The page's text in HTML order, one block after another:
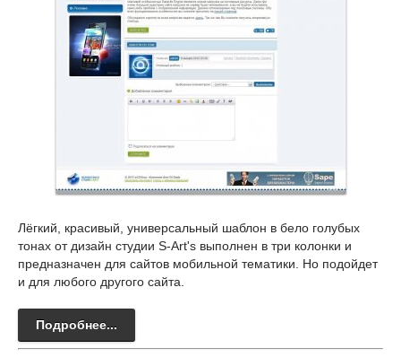
Лёгкий, красивый, универсальный шаблон в бело голубых
тонах от дизайн студии S-Art's выполнен в три колонки и
предназначен для сайтов мобильной тематики. Но подойдет
и для любого другого сайта.
Подробнее...